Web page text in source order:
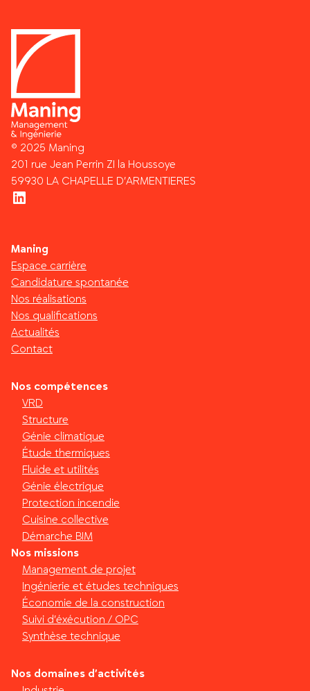
© 2025 Maning
201 rue Jean Perrin ZI la Houssoye
59930 LA CHAPELLE D’ARMENTIERES
LinkedIn
Maning
Espace carrière
Candidature spontanée
Nos réalisations
Nos qualifications
Actualités
Contact
Nos compétences
VRD
Structure
Génie climatique
Étude thermiques
Fluide et utilités
Génie électrique
Protection incendie
Cuisine collective
Démarche BIM
Nos missions
Management de projet
Ingénierie et études techniques
Économie de la construction
Suivi d’éxécution / OPC
Synthèse technique
Nos domaines d’activités